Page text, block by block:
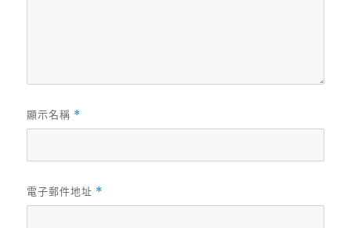
顯示名稱 *
電子郵件地址 *